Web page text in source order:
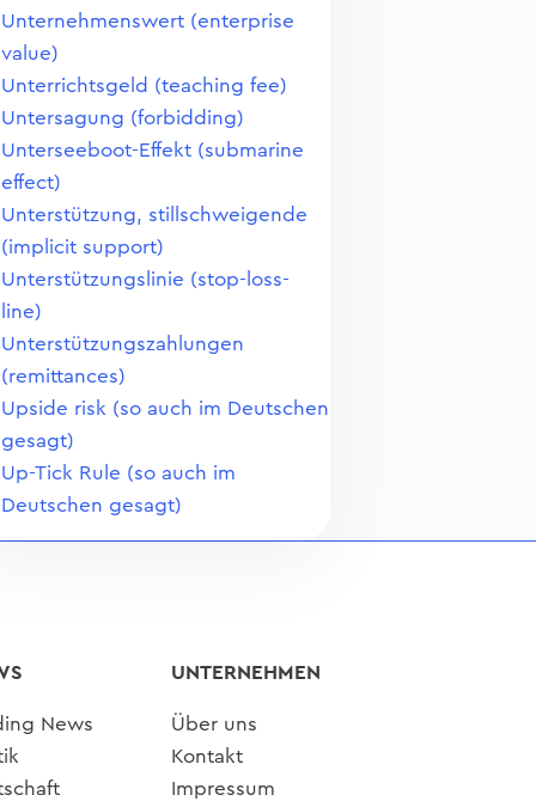
Unternehmenswert (enterprise
value)
Unterrichtsgeld (teaching fee)
Untersagung (forbidding)
Unterseeboot-Effekt (submarine
effect)
Unterstützung, stillschweigende
(implicit support)
Unterstützungslinie (stop-loss-
line)
Unterstützungszahlungen
(remittances)
Upside risk (so auch im Deutschen
gesagt)
Up-Tick Rule (so auch im
Deutschen gesagt)
News
UNTERNEHMEN
Über uns
Kontakt
Impressum